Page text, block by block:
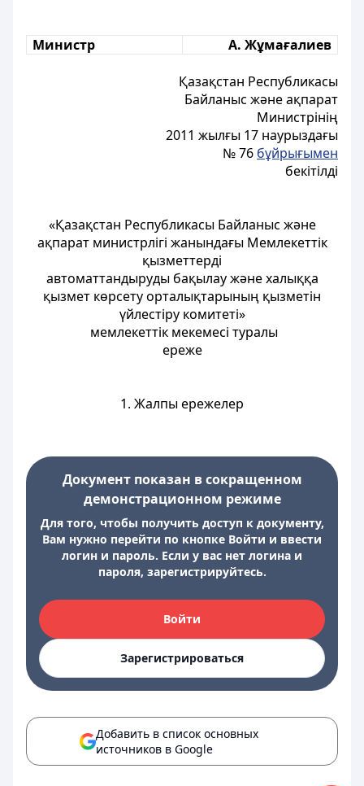
Министр А. Жұмағалиев
Қазақстан Республикасы
Байланыс және ақпарат
Министрінің
2011 жылғы 17 наурыздағы
№ 76 бұйрығымен
бекітілді
«Қазақстан Республикасы Байланыс және
ақпарат министрлігі жанындағы Мемлекеттік
қызметтерді
автоматтандыруды бақылау және халыққа
қызмет көрсету орталықтарының қызметін
үйлестіру комитеті»
мемлекеттік мекемесі туралы
ереже
1. Жалпы ережелер
Документ показан в сокращенном
демонстрационном режиме
Для того, чтобы получить доступ к документу,
Вам нужно перейти по кнопке Войти и ввести
логин и пароль. Если у вас нет логина и
пароля, зарегистрируйтесь.
Войти
Зарегистрироваться
Добавить в список основных
источников в Google